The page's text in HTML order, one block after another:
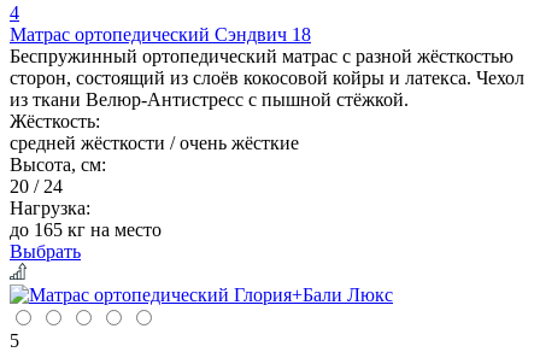
4
Матрас ортопедический Сэндвич 18
Беспружинный ортопедический матрас с разной жёсткостью
сторон, состоящий из слоёв кокосовой койры и латекса. Чехол
из ткани Велюр-Антистресс с пышной стёжкой.
Жёсткость:
средней жёсткости / очень жёсткие
Высота, см:
20 / 24
Нагрузка:
до 165 кг на место
Выбрать
5